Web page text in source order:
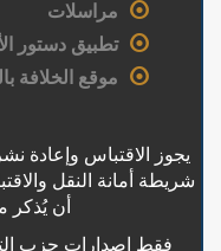
مراسلات
تطبيق دستور
موقع الخلافة
يجوز الاقتباس وإعادة
شريطة أمانة النقل
أن يُذكر
فقط إصدارات حزب